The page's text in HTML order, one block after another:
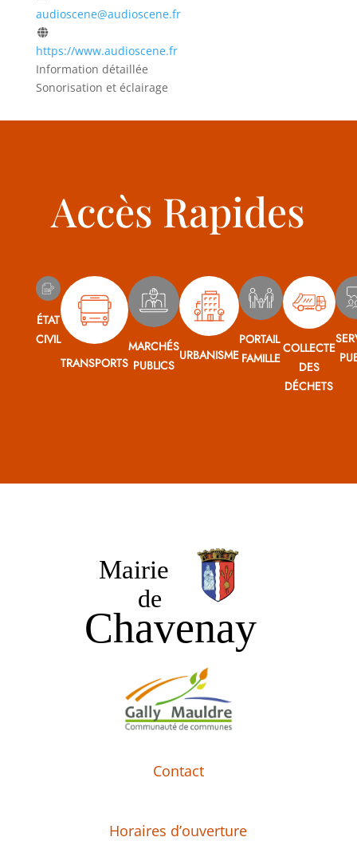
audioscene@audioscene.fr
https://www.audioscene.fr
Information détaillée
Sonorisation et éclairage
Accès Rapides
ÉTAT
CIVIL
TRANSPORTS
MARCHÉS
PUBLICS
URBANISME
PORTAIL
FAMILLE
COLLECTE
DES
DÉCHETS
Contact
Horaires d’ouverture